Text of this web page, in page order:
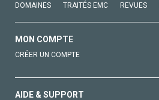
DOMAINES TRAITÉS EMC REVUES
MON COMPTE
CRÉER UN COMPTE
AIDE & SUPPORT